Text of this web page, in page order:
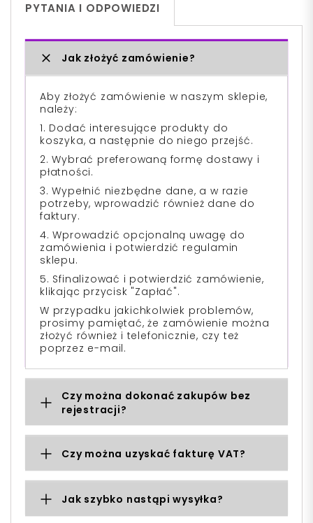
PYTANIA I ODPOWIEDZI
Jak złożyć zamówienie?
Aby złożyć zamówienie w naszym sklepie,
należy:
1. Dodać interesujące produkty do
koszyka, a następnie do niego przejść.
2. Wybrać preferowaną formę dostawy i
płatności.
3. Wypełnić niezbędne dane, a w razie
potrzeby, wprowadzić również dane do
faktury.
4. Wprowadzić opcjonalną uwagę do
zamówienia i potwierdzić regulamin
sklepu.
5. Sfinalizować i potwierdzić zamówienie,
klikając przycisk "Zapłać".
W przypadku jakichkolwiek problemów,
prosimy pamiętać, że zamówienie można
złożyć również i telefonicznie, czy też
poprzez e-mail.
Czy można dokonać zakupów bez
rejestracji?
Czy można uzyskać fakturę VAT?
Jak szybko nastąpi wysyłka?